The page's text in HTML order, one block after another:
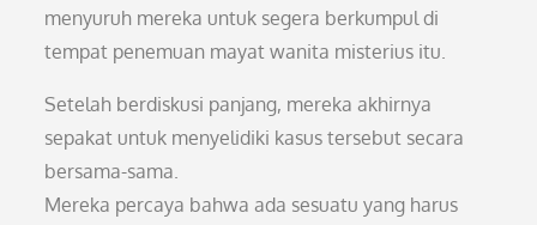
menyuruh mereka untuk segera berkumpul di
tempat penemuan mayat wanita misterius itu.
Setelah berdiskusi panjang, mereka akhirnya
sepakat untuk menyelidiki kasus tersebut secara
bersama-sama.
Mereka percaya bahwa ada sesuatu yang harus